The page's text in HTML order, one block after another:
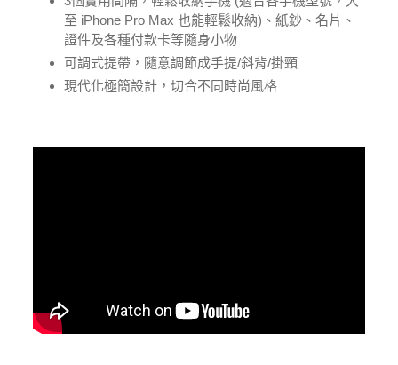
至 iPhone Pro Max 也能輕鬆收納)、紙鈔、名片、
證件及各種付款卡等隨身小物
可調式提帶，隨意調節成手提/斜背/掛頸
現代化極簡設計，切合不同時尚風格